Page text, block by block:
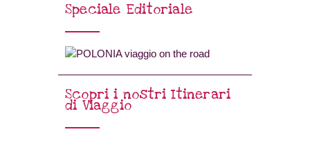
Speciale Editoriale
Scopri i nostri Itinerari
di Viaggio